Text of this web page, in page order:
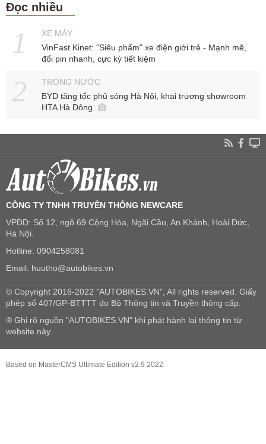
Đọc nhiều
XE MÁY
VinFast Kinet: "Siêu phẩm" xe điện giới trẻ - Mạnh mẽ,
đổi pin nhanh, cực kỳ tiết kiệm
TRONG NƯỚC
BYD tăng tốc phủ sóng Hà Nội, khai trương showroom
HTA Hà Đông
CÔNG TY TNHH TRUYỀN THÔNG NEWCARE
VPĐD: Số 12, ngõ 69 Cộng Hòa, Ngãi Cầu, An Khánh, Hoài Đức,
Hà Nội.
Hotline: 0904258081
Email: huutho@autobikes.vn
© Copyright 2016-2022 "AUTOBIKES.VN", All rights reserved. Giấy
phép số 407/GP-BTTTT do Bộ Thông tin và Truyền thông cấp.
® Ghi rõ nguồn "AUTOBIKES.VN" khi phát hành lại thông tin từ
website này.
Based on MasterCMS Ultimate Edition v2.9 2022